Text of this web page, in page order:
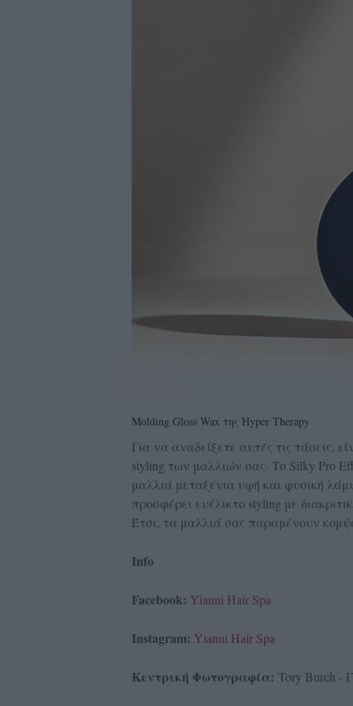
Molding Gloss Wax της Hyper Therapy
Για να αναδείξετε αυτές τις τάσεις,
styling των μαλλιών σας. Το Silky Pro
μαλλιά μεταξένια υφή και φυσική
προσφέρει ευέλικτο styling με
Έτσι, τα μαλλιά σας παραμένουν
Info
Facebook: Yianni Hair Spa
Instagram: Yianni Hair Spa
Κεντρική Φωτογραφία: Tory Burch